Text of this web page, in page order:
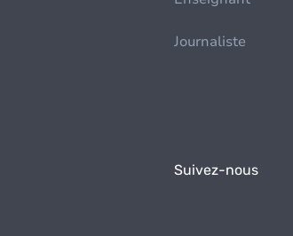
Journaliste
Suivez-nous